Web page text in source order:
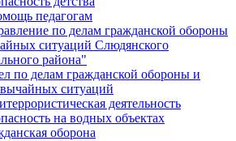
педагогам
по делам гражданской обороны
ситуаций Слюдянского
района"
по делам гражданской обороны и
ситуаций
деятельность
на водных объектах
оборона